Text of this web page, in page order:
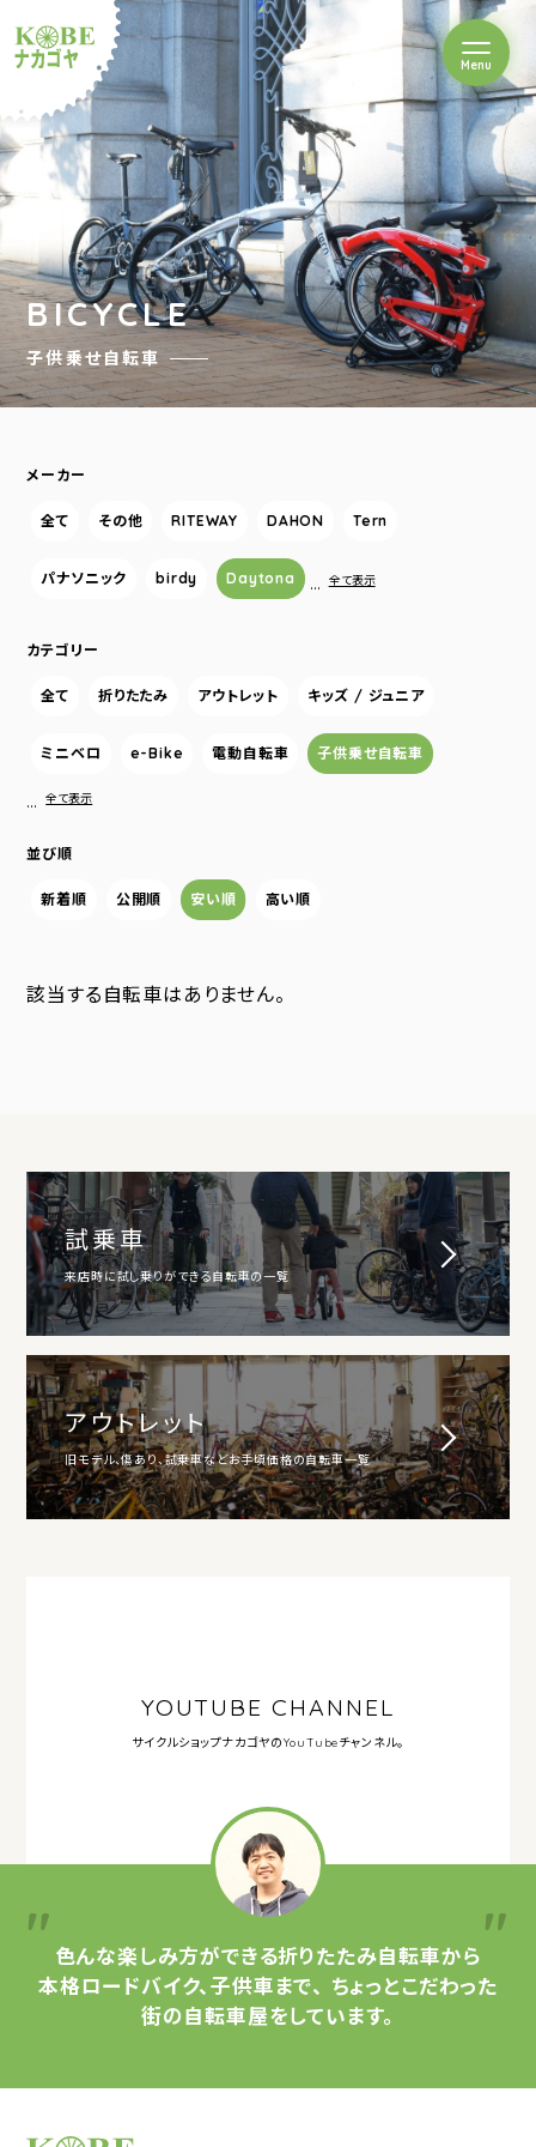
ルショップナカゴヤ
Menuを開閉
BICYCLE
子供乗せ自転車
メーカー
全て その他 RITEWAY DAHON Tern
パナソニック birdy Daytona … 全て表示
カテゴリー
全て 折りたたみ アウトレット キッズ / ジュニア
ミニベロ e-Bike 電動自転車 子供乗せ自転車
… 全て表示
並び順
新着順 公開順 安い順 高い順
該当する自転車はありません。
試乗車
来店時に試し乗りができる自転車の一覧
アウトレット
旧モデル、傷あり、試乗車などお手頃価格の自転車一覧
YOUTUBE CHANNEL
サイクルショップナカゴヤのYouTubeチャンネル。
色んな楽しみ方ができる折りたたみ自転車から
本格ロードバイク、子供車まで、 ちょっとこだわった
街の自転車屋をしています。